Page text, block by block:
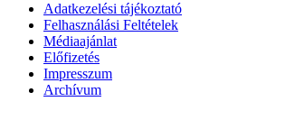
Adatkezelési tájékoztató
Felhasználási Feltételek
Médiaajánlat
Előfizetés
Impresszum
Archívum